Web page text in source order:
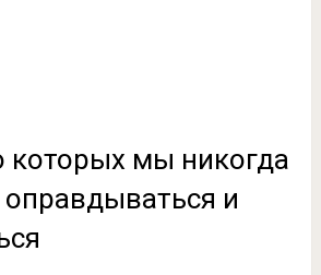
которых мы никогда
и